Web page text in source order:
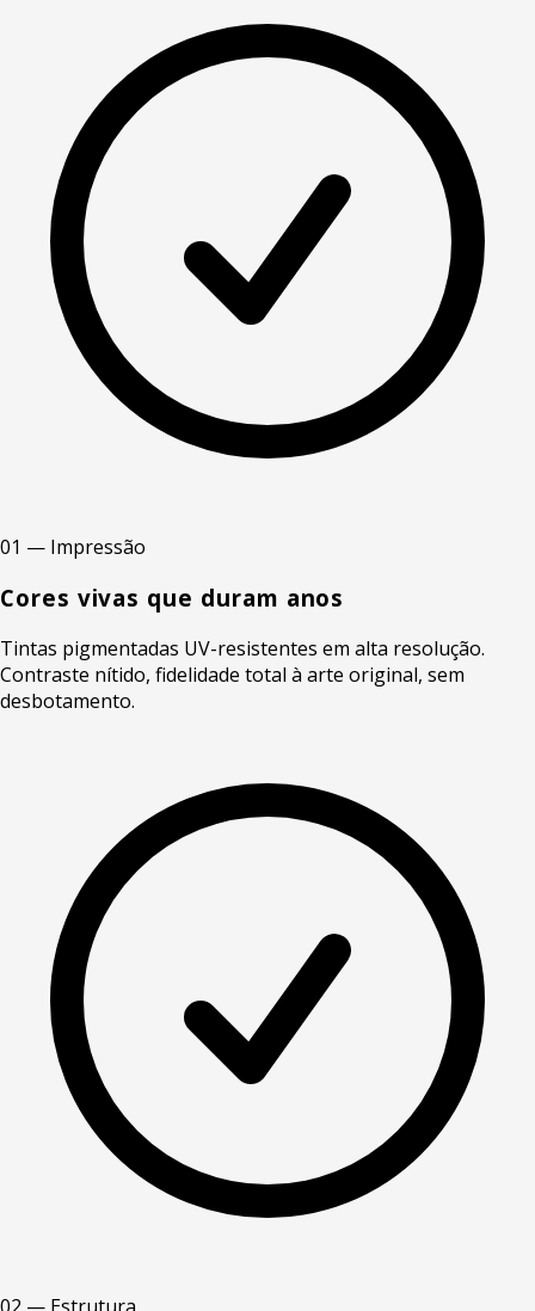
01 — Impressão
Cores vivas que duram anos
Tintas pigmentadas UV-resistentes em alta resolução.
Contraste nítido, fidelidade total à arte original, sem
desbotamento.
02 — Estrutura